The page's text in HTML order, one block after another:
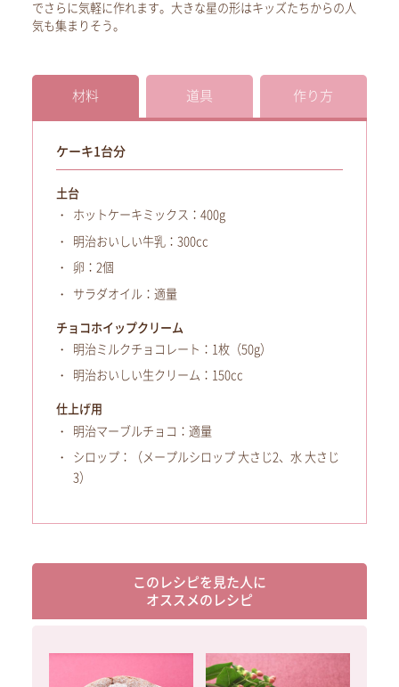
でさらに気軽に作れます。大きな星の形はキッズたちからの人
気も集まりそう。
材料 道具 作り方
ケーキ1台分
土台
ホットケーキミックス：400g
明治おいしい牛乳：300cc
卵：2個
サラダオイル：適量
チョコホイップクリーム
明治ミルクチョコレート：1枚（50g）
明治おいしい生クリーム：150cc
仕上げ用
明治マーブルチョコ：適量
シロップ：（メープルシロップ 大さじ2、水 大さじ
3）
このレシピを見た人に
オススメのレシピ